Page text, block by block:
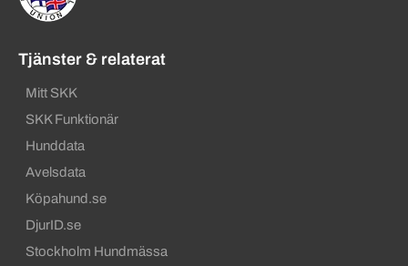
Tjänster & relaterat
Mitt SKK
SKK Funktionär
Hunddata
Avelsdata
Köpahund.se
DjurID.se
Stockholm Hundmässa